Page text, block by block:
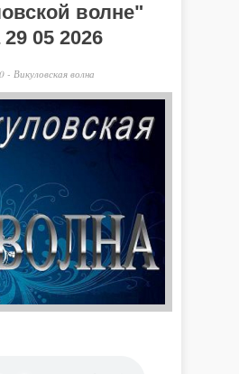
волне"
05 2026
- Викуловская волна